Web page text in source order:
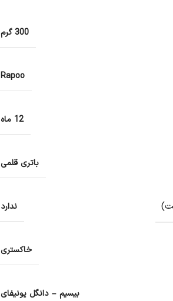
300 گرم
Rapoo
12 ماه
باتری قلمی
ندارد
خاکستری
بیسیم – دانگل یونیفای